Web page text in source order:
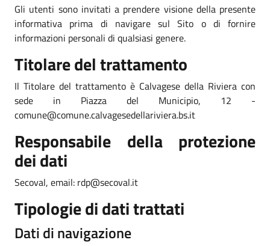
Gli utenti sono invitati a prendere visione della presente
informativa prima di navigare sul Sito o di fornire
informazioni personali di qualsiasi genere.
Titolare del trattamento
Il Titolare del trattamento è Calvagese della Riviera con
sede in Piazza del Municipio, 12 -
comune@comune.calvagesedellariviera.bs.it
Responsabile della protezione
dei dati
Secoval, email: rdp@secoval.it
Tipologie di dati trattati
Dati di navigazione